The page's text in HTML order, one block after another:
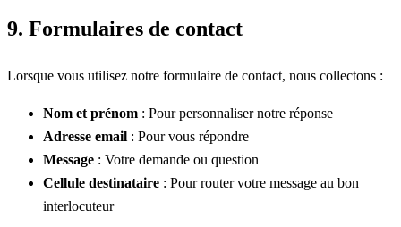
9. Formulaires de contact
Lorsque vous utilisez notre formulaire de contact, nous collectons :
Nom et prénom : Pour personnaliser notre réponse
Adresse email : Pour vous répondre
Message : Votre demande ou question
Cellule destinataire : Pour router votre message au bon
interlocuteur